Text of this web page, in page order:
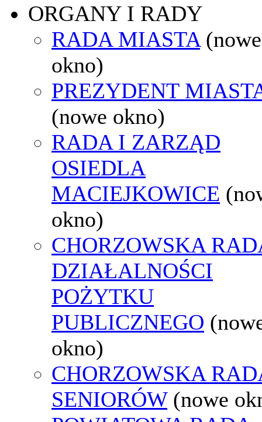
ORGANY I RADY
RADA MIASTA (nowe
okno)
PREZYDENT
(nowe okno)
RADA I ZARZĄD
OSIEDLA
MACIEJKOWICE
okno)
CHORZOWSKA
DZIAŁALNOŚCI
POŻYTKU
PUBLICZNEGO
okno)
CHORZOWSKA
SENIORÓW (nowe